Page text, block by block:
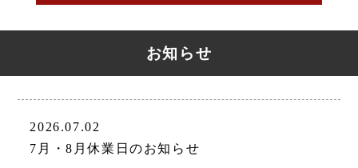
お知らせ
2026.07.02
7月・8月休業日のお知らせ